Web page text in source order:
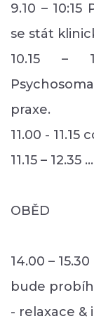
9.10 –
se stát
10.15 –
praxe.
11.00 -
11.15 –
OBĚD
14.00 –
bude
- relaxace &